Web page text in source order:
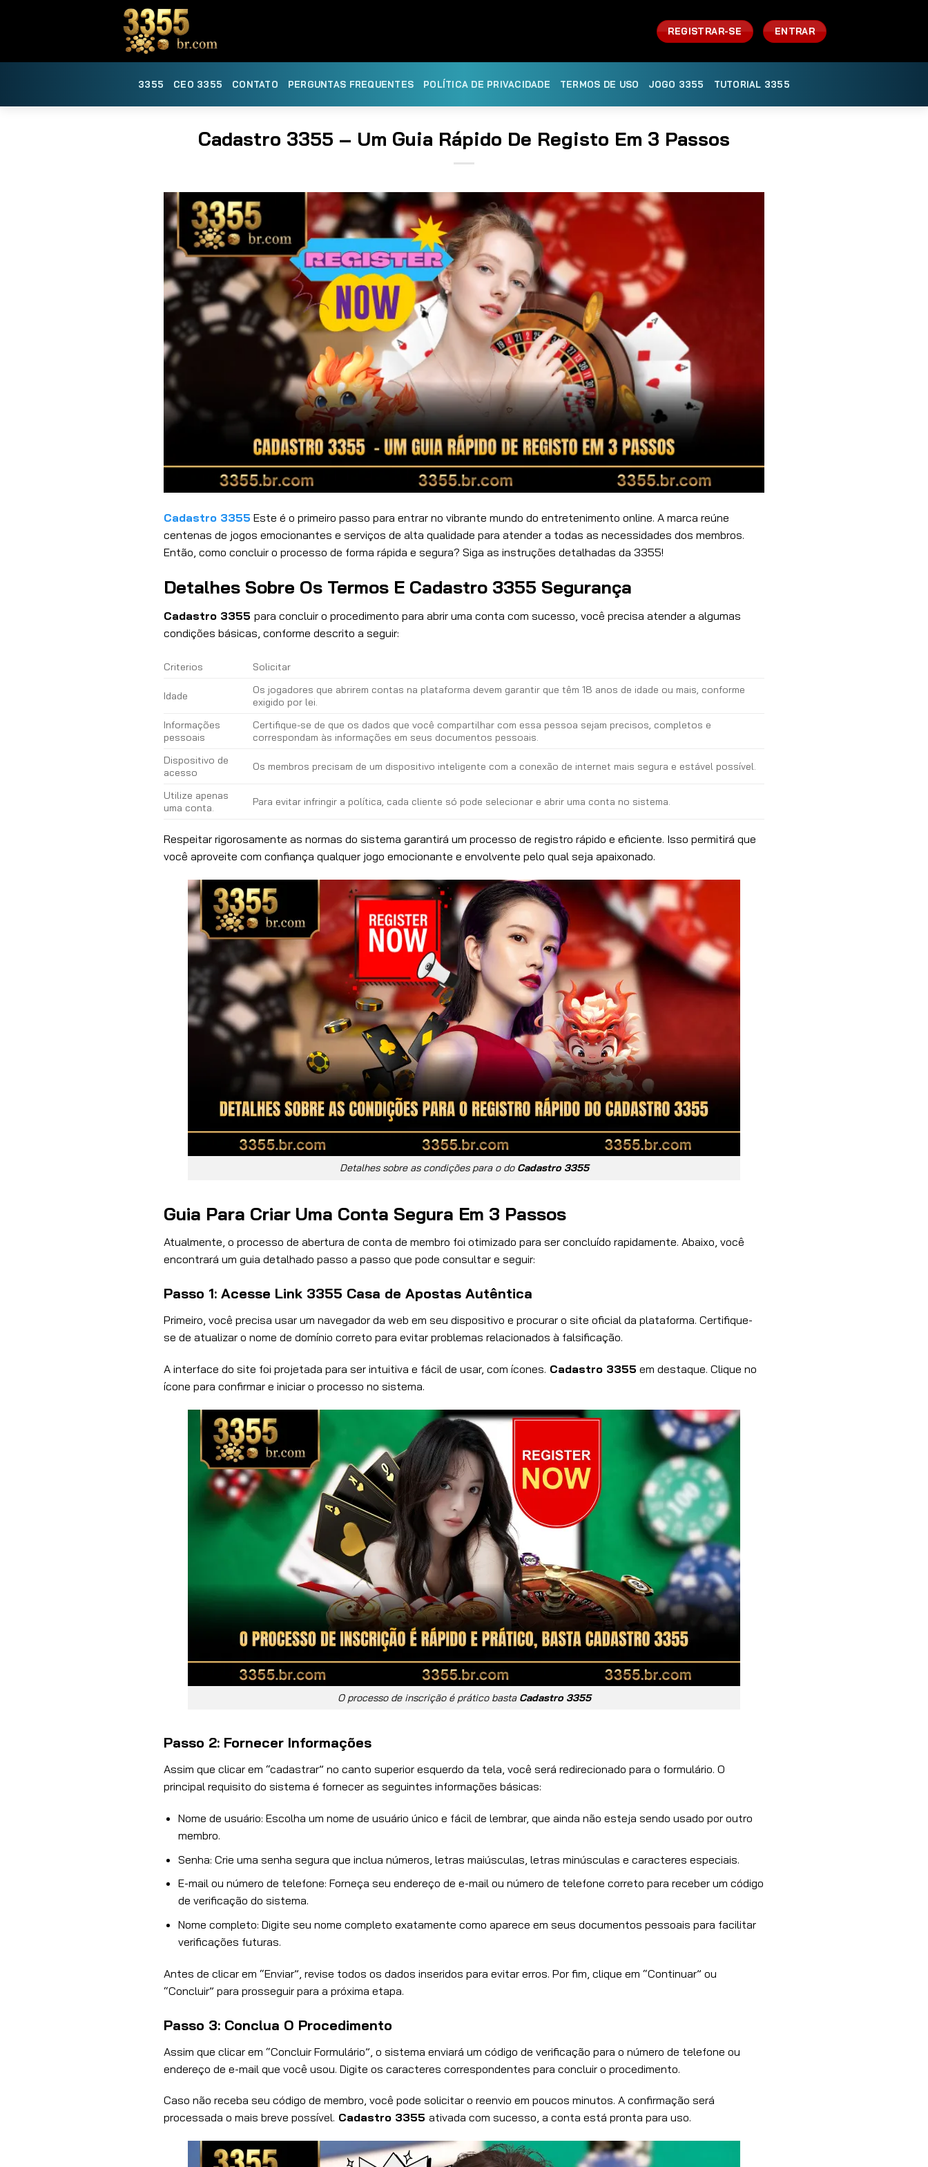
REGISTRAR-SE ENTRAR
3355 CEO 3355 CONTATO PERGUNTAS FREQUENTES POLÍTICA DE PRIVACIDADE TERMOS DE USO JOGO 3355 TUTORIAL 3355
Cadastro 3355 – Um Guia Rápido De Registo Em 3 Passos
Cadastro 3355 Este é o primeiro passo para entrar no vibrante mundo do entretenimento online. A marca reúne
centenas de jogos emocionantes e serviços de alta qualidade para atender a todas as necessidades dos membros.
Então, como concluir o processo de forma rápida e segura? Siga as instruções detalhadas da 3355!
Detalhes Sobre Os Termos E Cadastro 3355 Segurança
Cadastro 3355 para concluir o procedimento para abrir uma conta com sucesso, você precisa atender a algumas
condições básicas, conforme descrito a seguir:
Criterios Solicitar
Idade
Os jogadores que abrirem contas na plataforma devem garantir que têm 18 anos de idade ou mais, conforme
exigido por lei.
Informações
pessoais
Certifique-se de que os dados que você compartilhar com essa pessoa sejam precisos, completos e
correspondam às informações em seus documentos pessoais.
Dispositivo de
acesso
Os membros precisam de um dispositivo inteligente com a conexão de internet mais segura e estável possível.
Utilize apenas
uma conta.
Para evitar infringir a política, cada cliente só pode selecionar e abrir uma conta no sistema.
Respeitar rigorosamente as normas do sistema garantirá um processo de registro rápido e eficiente. Isso permitirá que
você aproveite com confiança qualquer jogo emocionante e envolvente pelo qual seja apaixonado.
Detalhes sobre as condições para o do Cadastro 3355
Guia Para Criar Uma Conta Segura Em 3 Passos
Atualmente, o processo de abertura de conta de membro foi otimizado para ser concluído rapidamente. Abaixo, você
encontrará um guia detalhado passo a passo que pode consultar e seguir:
Passo 1: Acesse Link 3355 Casa de Apostas Autêntica
Primeiro, você precisa usar um navegador da web em seu dispositivo e procurar o site oficial da plataforma. Certifique-
se de atualizar o nome de domínio correto para evitar problemas relacionados à falsificação.
A interface do site foi projetada para ser intuitiva e fácil de usar, com ícones. Cadastro 3355 em destaque. Clique no
ícone para confirmar e iniciar o processo no sistema.
O processo de inscrição é prático basta Cadastro 3355
Passo 2: Fornecer Informações
Assim que clicar em “cadastrar” no canto superior esquerdo da tela, você será redirecionado para o formulário. O
principal requisito do sistema é fornecer as seguintes informações básicas:
Nome de usuário: Escolha um nome de usuário único e fácil de lembrar, que ainda não esteja sendo usado por outro
membro.
Senha: Crie uma senha segura que inclua números, letras maiúsculas, letras minúsculas e caracteres especiais.
E-mail ou número de telefone: Forneça seu endereço de e-mail ou número de telefone correto para receber um código
de verificação do sistema.
Nome completo: Digite seu nome completo exatamente como aparece em seus documentos pessoais para facilitar
verificações futuras.
Antes de clicar em “Enviar”, revise todos os dados inseridos para evitar erros. Por fim, clique em “Continuar” ou
“Concluir” para prosseguir para a próxima etapa.
Passo 3: Conclua O Procedimento
Assim que clicar em “Concluir Formulário”, o sistema enviará um código de verificação para o número de telefone ou
endereço de e-mail que você usou. Digite os caracteres correspondentes para concluir o procedimento.
Caso não receba seu código de membro, você pode solicitar o reenvio em poucos minutos. A confirmação será
processada o mais breve possível. Cadastro 3355 ativada com sucesso, a conta está pronta para uso.